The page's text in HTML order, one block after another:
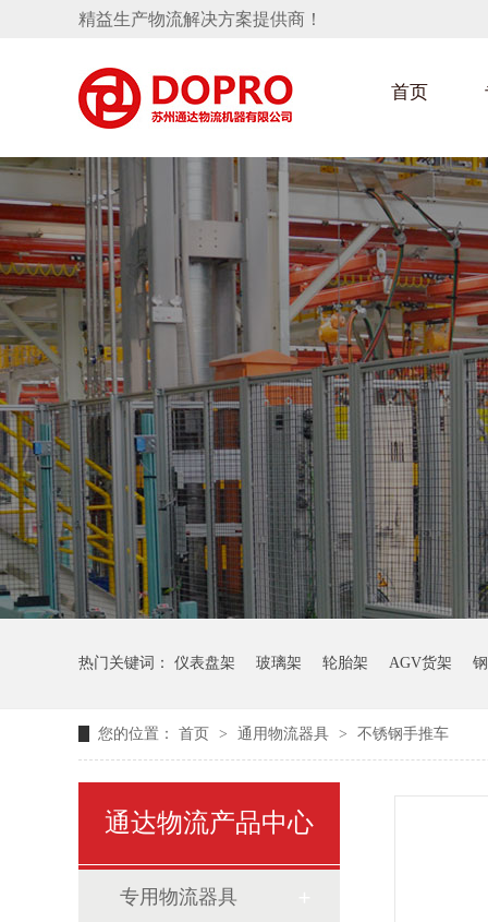
精益生产物流解决方案提供商！
首页
变速箱托盘 保险杠料架
发动机料架
轮胎架
冲压件料架
仪表盘料架
转向机料架
消声器料架
KD包装箱
悬挂料架
手推车
气瓶料架
隐藏式马桶水箱支架
汽车行业
卫浴行业
热门关键词： 仪表盘架 玻璃架 轮胎架 AGV货架
您的位置： 首页 > 通用物流器具 > 不锈钢手推车
通达物流产品中心
专用物流器具